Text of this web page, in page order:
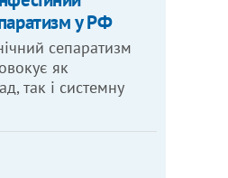
у РФ
сепаратизм
як
так і системну